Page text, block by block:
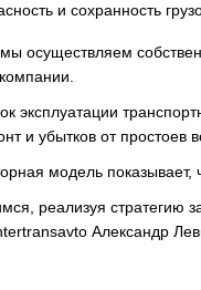
и сохранность
мы осуществляем
и убытков от простоев
модель показывает,
реализуя стратегию
Александр